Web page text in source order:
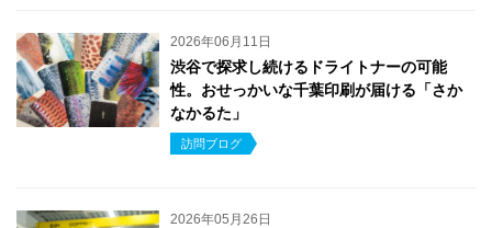
2026年06月11日
渋谷で探求し続けるドライトナーの可能
性。おせっかいな千葉印刷が届ける「さか
なかるた」
訪問ブログ
2026年05月26日